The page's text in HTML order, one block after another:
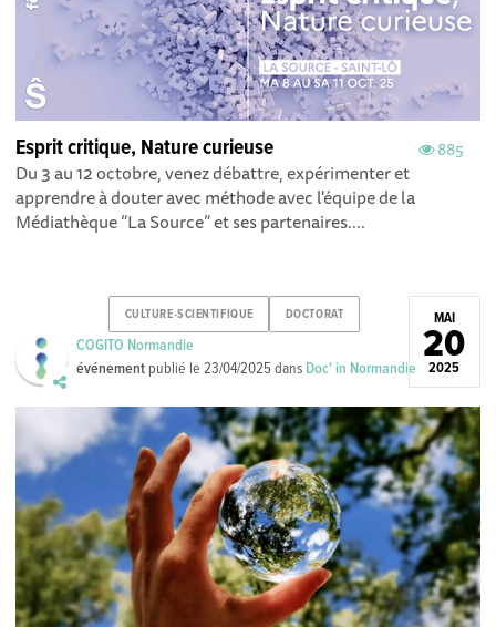
885
Esprit critique, Nature curieuse
Du 3 au 12 octobre, venez débattre, expérimenter et
apprendre à douter avec méthode avec l'équipe de la
Médiathèque “La Source” et ses partenaires....
CULTURE-SCIENTIFIQUE DOCTORAT
COGITO Normandie
événement publié le23/04/2025dans Doc' in Normandie
MAI
20
2025